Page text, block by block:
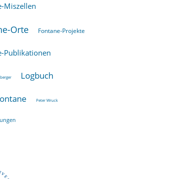
Miszellen
Orte Fontane-Projekte
Publikationen
Logbuch
Peter Wruck